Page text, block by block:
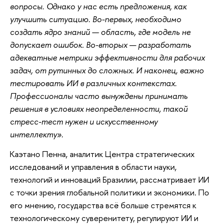
вопросы. Однако у нас есть предложения, как
улучшить ситуацию. Во-первых, необходимо
создать ядро знаний — область, где модель не
допускает ошибок. Во-вторых — разработать
адекватные метрики эффективности для рабочих
задач, от рутинных до сложных. И наконец, важно
тестировать ИИ в различных контекстах.
Профессионалы часто вынуждены принимать
решения в условиях неопределенности, такой
стресс-тест нужен и искусственному
интеллекту».
Каэтано Пенна, аналитик Центра стратегических
исследований и управления в области науки,
технологий и инноваций Бразилии, рассматривает ИИ
с точки зрения глобальной политики и экономики. По
его мнению, государства всё больше стремятся к
технологическому суверенитету, регулируют ИИ и